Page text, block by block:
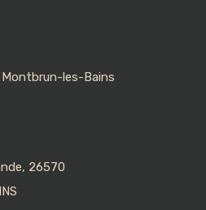
les-Bains
26570